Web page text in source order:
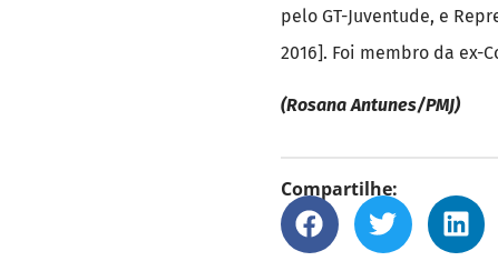
pelo GT-Juventude, e
2016]. Foi membro da ex-
(Rosana Antunes/PMJ)
Compartilhe: